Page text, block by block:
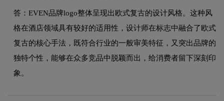
答：EVEN品牌logo整体呈现出欧式复古的设计风格。这种风
格在酒店领域具有较好的适用性，设计师在标志中融合了欧式
复古的核心手法，既符合行业的一般审美特征，又突出品牌的
独特个性，能够在众多竞品中脱颖而出，给消费者留下深刻印
象。